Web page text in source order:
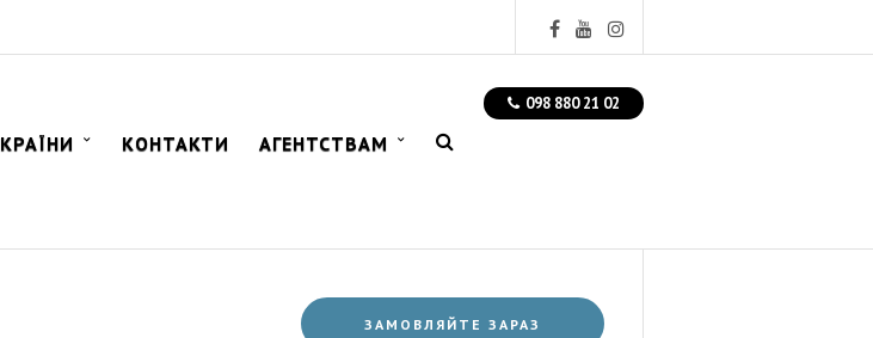
098 880 21 02
КРАЇНИ КОНТАКТИ АГЕНТСТВАМ
ЗАМОВЛЯЙТЕ ЗАРАЗ